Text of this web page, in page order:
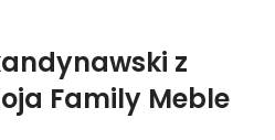
z
Family Meble